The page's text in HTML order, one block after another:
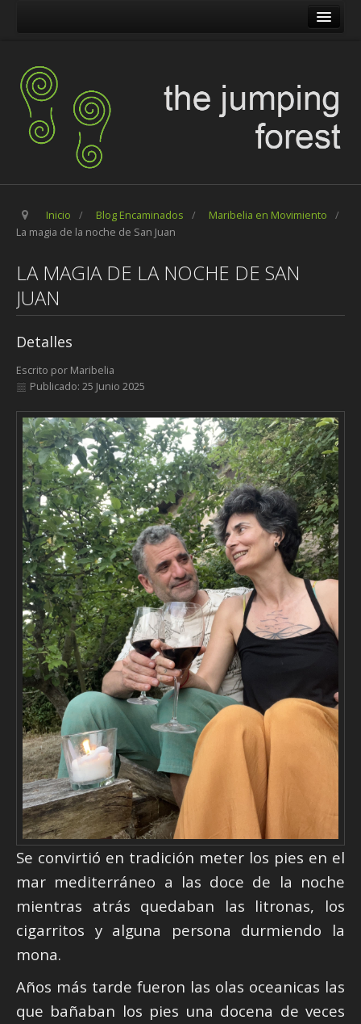
The Pilgrim Stone
Blog Encaminados
Carles
Maribelia en Movimiento
Inicio / Blog Encaminados / Maribelia en Movimiento
/
La magia de la noche de San Juan
LA MAGIA DE LA NOCHE DE SAN
JUAN
Detalles
Escrito por Maribelia
Publicado: 25 Junio 2025
Se convirtió en tradición meter los pies en el
mar mediterráneo a las doce de la noche
mientras atrás quedaban las litronas, los
cigarritos y alguna persona durmiendo la
mona.
Años más tarde fueron las olas oceanicas las
que bañaban los pies una docena de veces